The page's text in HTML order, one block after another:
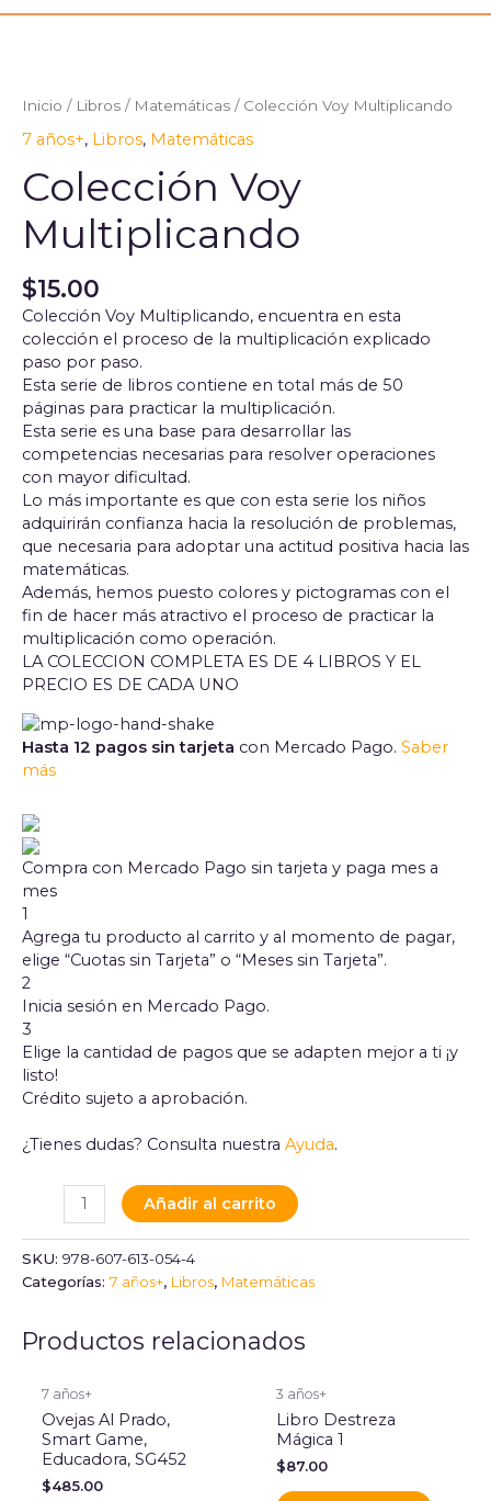
Inicio / Libros / Matemáticas / Colección Voy Multiplicando
7 años+, Libros, Matemáticas
Colección Voy
Multiplicando
$15.00
Colección Voy Multiplicando, encuentra en esta
colección el proceso de la multiplicación explicado
paso por paso.
Esta serie de libros contiene en total más de 50
páginas para practicar la multiplicación.
Esta serie es una base para desarrollar las
competencias necesarias para resolver operaciones
con mayor dificultad.
Lo más importante es que con esta serie los niños
adquirirán confianza hacia la resolución de problemas,
que necesaria para adoptar una actitud positiva hacia las
matemáticas.
Además, hemos puesto colores y pictogramas con el
fin de hacer más atractivo el proceso de practicar la
multiplicación como operación.
LA COLECCION COMPLETA ES DE 4 LIBROS Y EL
PRECIO ES DE CADA UNO
Hasta 12 pagos sin tarjeta con Mercado Pago. Saber
más
Compra con Mercado Pago sin tarjeta y paga mes a
mes
1
Agrega tu producto al carrito y al momento de pagar,
elige “Cuotas sin Tarjeta” o “Meses sin Tarjeta”.
2
Inicia sesión en Mercado Pago.
3
Elige la cantidad de pagos que se adapten mejor a ti ¡y
listo!
Crédito sujeto a aprobación.
¿Tienes dudas? Consulta nuestra Ayuda.
Multiplicando
cantidad
Añadir al carrito
SKU: 978-607-613-054-4
Categorías: 7 años+, Libros, Matemáticas
Productos relacionados
7 años+
Ovejas Al Prado,
Smart Game,
Educadora, SG452
$485.00
3 años+
Libro Destreza
Mágica 1
$87.00